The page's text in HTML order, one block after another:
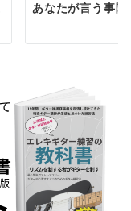
あなたが言う事